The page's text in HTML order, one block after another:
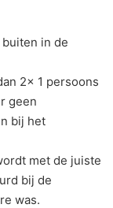
in de
2x 1 persoons
geen
bij het
met de juiste
bij de
was.